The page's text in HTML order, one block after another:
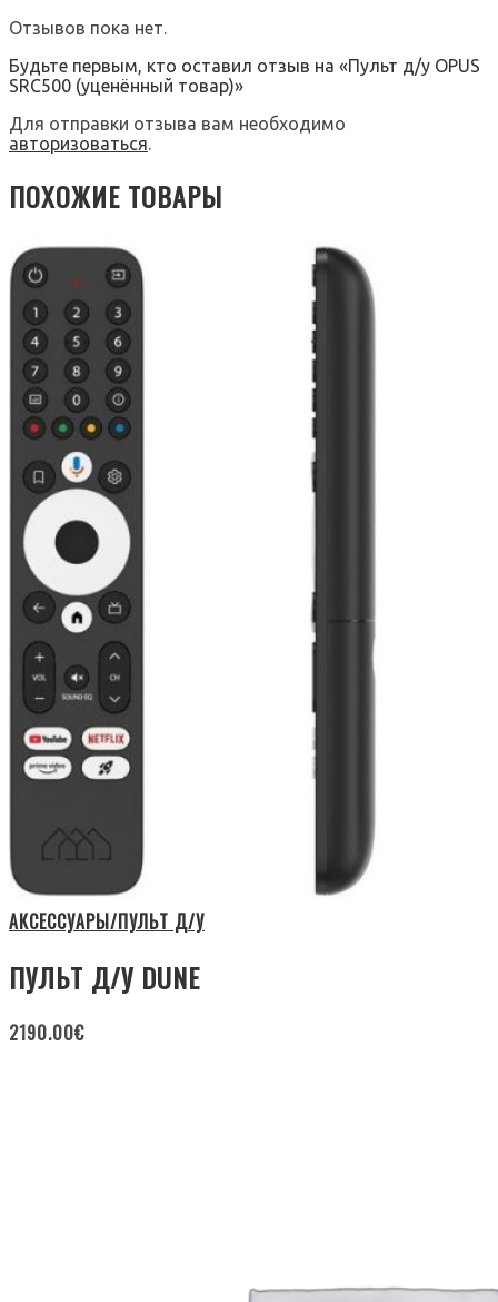
Отзывов пока нет.
Будьте первым, кто оставил отзыв на «Пульт д/у OPUS
SRC500 (уценённый товар)»
Для отправки отзыва вам необходимо
авторизоваться.
ПОХОЖИЕ ТОВАРЫ
АКСЕССУАРЫ/ПУЛЬТ Д/У
ПУЛЬТ Д/У DUNE
2190.00€